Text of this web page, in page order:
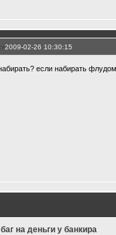
2009-02-26 10:30:15
если набирать
баг на деньги у банкира